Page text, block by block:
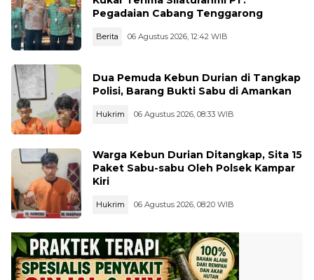
Pegadaian Cabang Tenggarong
Berita 06 Agustus 2026, 12:42 WIB
Dua Pemuda Kebun Durian di Tangkap
Polisi, Barang Bukti Sabu di Amankan
Hukrim 06 Agustus 2026, 08:33 WIB
Warga Kebun Durian Ditangkap, Sita 15
Paket Sabu-sabu Oleh Polsek Kampar
Kiri
Hukrim 06 Agustus 2026, 08:20 WIB